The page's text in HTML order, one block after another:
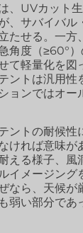
、UVカット
、サバイバル
たせる。一方
角度（≥60°
て軽量化を図
ントは汎用性
ョンではオー
ントの耐候性
ければ意味が
える様子、風
イメージング
なら、天候が
弱い部分であ